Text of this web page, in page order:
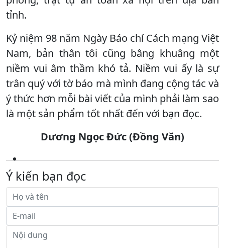
tỉnh.
Kỷ niệm 98 năm Ngày Báo chí Cách mạng Việt
Nam, bản thân tôi cũng bâng khuâng một
niềm vui âm thầm khó tả. Niềm vui ấy là sự
trân quý với tờ báo mà mình đang cộng tác và
ý thức hơn mỗi bài viết của mình phải làm sao
là một sản phẩm tốt nhất đến với bạn đọc.
Dương Ngọc Đức (Đồng Văn)
Ý kiến bạn đọc